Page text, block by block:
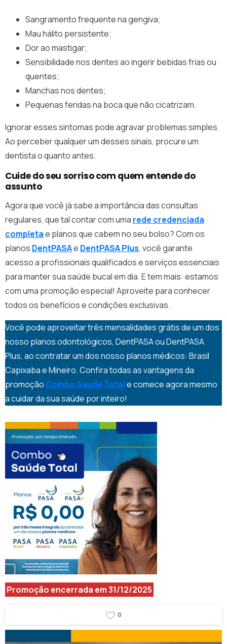
Sangramento frequente na gengiva;
Mau hálito persistente;
Dor ao mastigar;
Sensibilidade nos dentes ao ingerir bebidas frias ou
quentes;
Manchas nos dentes;
Pequenas feridas na boca que não cicatrizam.
Ignorar esses sintomas pode agravar problemas simples.
Ao perceber qualquer um desses sinais, procure um
dentista o quanto antes.
Cuide do seu sorriso com quem entende do
assunto
Agora que você já sabe a importância das consultas
regulares, que tal contar com uma rede credenciada
completae planosque cabem no seu bolso? Com os
planos DentPASAe DentPASA Plus, você garante
acesso a profissionais qualificados e serviços essenciais
para manter sua saúde bucal em dia. E tem mais: estamos
com uma promoção especial! Aproveite para conhecer
todos os benefícios e condições exclusivas.
Você pode aproveitar três mensalidades grátis de um dos
nosso planos odontológicos, DentPASA ou DentPASA
Plus, ao contratar um dos nosso planos médicos: Brasil
Capixaba e Mineiro. Confira todas as vantagens da
promoção Combo Saúde Totale comece agora mesmo
a cuidar da sua saúde por inteiro!
Promoção encerrada em 31/12/2025
0